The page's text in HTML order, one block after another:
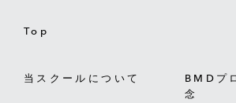
Top
当スクールについて
BMDプ
念